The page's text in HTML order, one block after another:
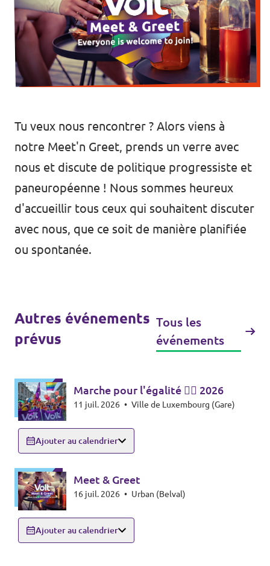
🇦🇹 Volt Österreich
🇬🇧 Volt UK
... et bien plus encore !
Devenir membre
Faire un don
Volt Shop (merch)
Volt Luxembourg Internal
Tu veux nous rencontrer ? Alors viens à
notre Meet'n Greet, prends un verre avec
nous et discute de politique progressiste et
paneuropéenne ! Nous sommes heureux
d'accueillir tous ceux qui souhaitent discuter
avec nous, que ce soit de manière planifiée
ou spontanée.
Autres événements
prévus
Tous les
événements
Marche pour l'égalité 🏳️‍🌈 2026
11 juil. 2026 • Ville de Luxembourg (Gare)
Ajouter au calendrier
Meet & Greet
16 juil. 2026 • Urban (Belval)
Ajouter au calendrier